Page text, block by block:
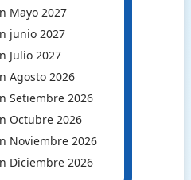
Mayo 2027
junio 2027
Julio 2027
Agosto 2026
Setiembre 2026
Octubre 2026
Noviembre 2026
Diciembre 2026